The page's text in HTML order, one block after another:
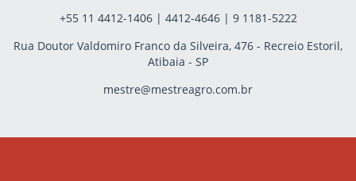
+55 11 4412-1406 | 4412-4646 | 9 1181-5222
Rua Doutor Valdomiro Franco da Silveira, 476 - Recreio Estoril,
Atibaia - SP
mestre@mestreagro.com.br